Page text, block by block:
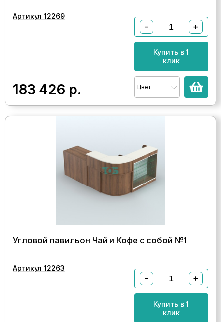
Артикул 12269
183 426 р.
− +
Купить в 1
клик
Цвет
Угловой павильон Чай и Кофе с собой №1
Артикул 12263
− +
Купить в 1
клик